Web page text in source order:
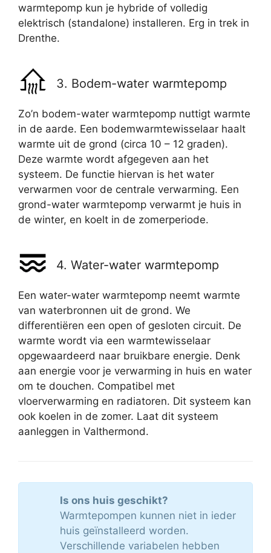
warmtepomp kun je hybride of volledig
elektrisch (standalone) installeren. Erg in trek in
Drenthe.
3. Bodem-water warmtepomp
Zo’n bodem-water warmtepomp nuttigt warmte
in de aarde. Een bodemwarmtewisselaar haalt
warmte uit de grond (circa 10 – 12 graden).
Deze warmte wordt afgegeven aan het
systeem. De functie hiervan is het water
verwarmen voor de centrale verwarming. Een
grond-water warmtepomp verwarmt je huis in
de winter, en koelt in de zomerperiode.
4. Water-water warmtepomp
Een water-water warmtepomp neemt warmte
van waterbronnen uit de grond. We
differentiëren een open of gesloten circuit. De
warmte wordt via een warmtewisselaar
opgewaardeerd naar bruikbare energie. Denk
aan energie voor je verwarming in huis en water
om te douchen. Compatibel met
vloerverwarming en radiatoren. Dit systeem kan
ook koelen in de zomer. Laat dit systeem
aanleggen in Valthermond.
Is ons huis geschikt?
Warmtepompen kunnen niet in ieder
huis geïnstalleerd worden.
Verschillende variabelen hebben